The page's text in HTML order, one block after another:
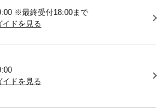
※最終受付18:00まで
イドを見る
イドを見る